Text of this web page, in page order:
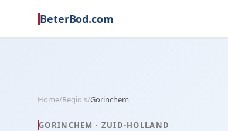
BeterBod.com
Home/Regio's/Gorinchem
GORINCHEM · ZUID-HOLLAND